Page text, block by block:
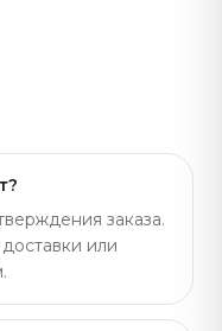
заказа.
или